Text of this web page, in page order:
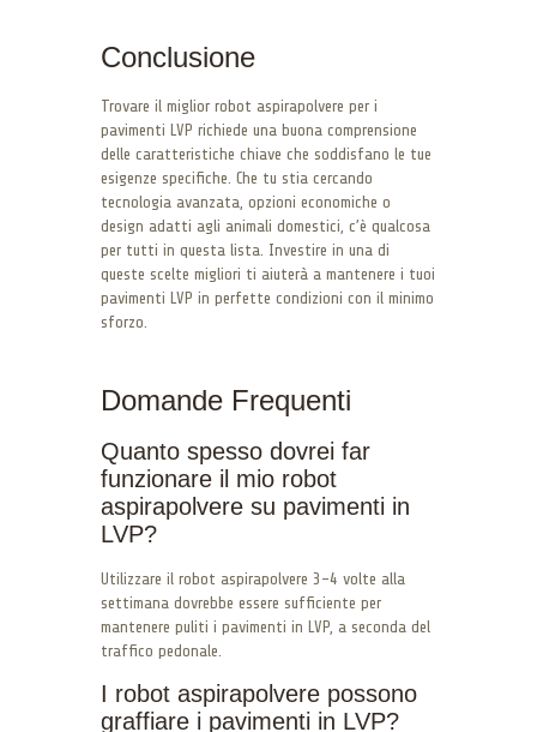
Conclusione
Trovare il miglior robot aspirapolvere per i
pavimenti LVP richiede una buona comprensione
delle caratteristiche chiave che soddisfano le tue
esigenze specifiche. Che tu stia cercando
tecnologia avanzata, opzioni economiche o
design adatti agli animali domestici, c’è qualcosa
per tutti in questa lista. Investire in una di
queste scelte migliori ti aiuterà a mantenere i tuoi
pavimenti LVP in perfette condizioni con il minimo
sforzo.
Domande Frequenti
Quanto spesso dovrei far
funzionare il mio robot
aspirapolvere su pavimenti in
LVP?
Utilizzare il robot aspirapolvere 3-4 volte alla
settimana dovrebbe essere sufficiente per
mantenere puliti i pavimenti in LVP, a seconda del
traffico pedonale.
I robot aspirapolvere possono
graffiare i pavimenti in LVP?